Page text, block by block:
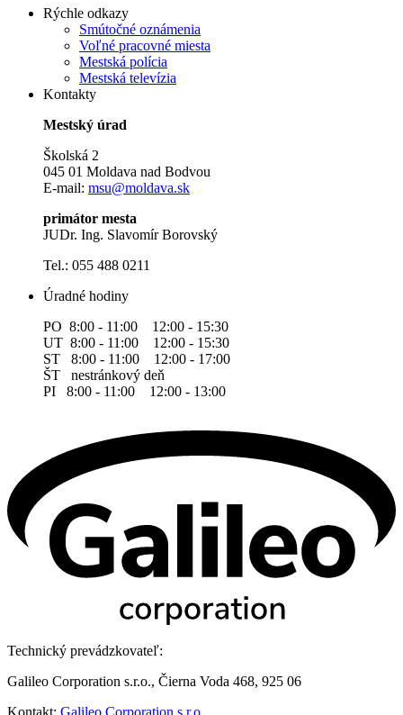
Rýchle odkazy
Smútočné oznámenia
Voľné pracovné miesta
Mestská polícia
Mestská televízia
Kontakty
Mestský úrad
Školská 2
045 01 Moldava nad Bodvou
E-mail: msu@moldava.sk
primátor mesta
JUDr. Ing. Slavomír Borovský
Tel.: 055 488 0211
Úradné hodiny
PO 8:00 - 11:00 12:00 - 15:30
UT 8:00 - 11:00 12:00 - 15:30
ST 8:00 - 11:00 12:00 - 17:00
ŠT nestránkový deň
PI 8:00 - 11:00 12:00 - 13:00
Technický prevádzkovateľ:
Galileo Corporation s.r.o., Čierna Voda 468, 925 06